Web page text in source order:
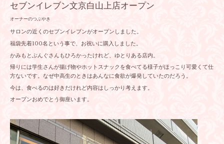
セブンイレブン文京白山上店オープン
オーナーのつぶやき
サロンの近くのセブンイレブンがオープンしました。
福袋先着100名という事で、お祝いに購入しました。
かみもとぶんぐさんもひろかったけれど、ゆとりある店内。
帰りには学生さんが揚げ物やホットスナックを食べてる様子がほっこり可愛くて仕
方ないです。なぜ中高生のときはあんなに食欲が爆発していたのだろう。
今は、食べるのは好きだけれど内容はしっかり考えます。
オープンおめでとう御座います。